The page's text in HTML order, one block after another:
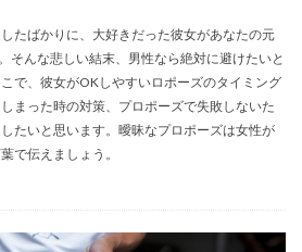
たばかりに、大好きだった彼女があなたの元
そんな悲しい結末、男性なら絶対に避けたいと
で、彼女がOKしやすいロポーズのタイミング
まった時の対策、プロポーズで失敗しないた
たいと思います。曖昧なプロポーズは女性が
で伝えましょう。